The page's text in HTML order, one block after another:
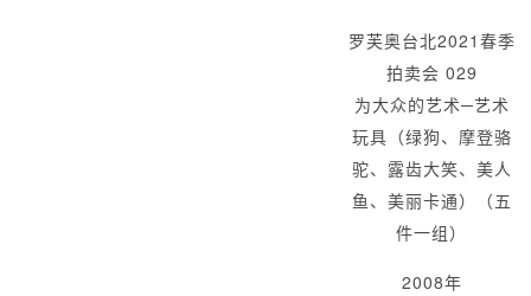
罗芙奥台北2021春季
拍卖会 029
为大众的艺术─艺术
玩具（绿狗、摩登骆
驼、露齿大笑、美人
鱼、美丽卡通）（五
件一组）
2008年